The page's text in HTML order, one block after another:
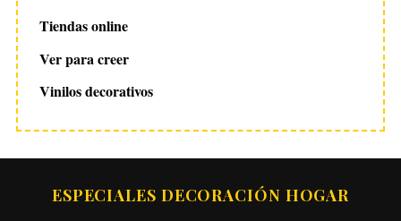
Tiendas online
Ver para creer
Vinilos decorativos
ESPECIALES DECORACIÓN HOGAR